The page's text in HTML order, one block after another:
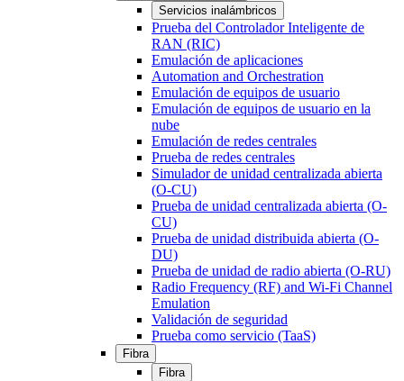
Servicios inalámbricos
Prueba del Controlador Inteligente de
RAN (RIC)
Emulación de aplicaciones
Automation and Orchestration
Emulación de equipos de usuario
Emulación de equipos de usuario en la
nube
Emulación de redes centrales
Prueba de redes centrales
Simulador de unidad centralizada abierta
(O-CU)
Prueba de unidad centralizada abierta (O-
CU)
Prueba de unidad distribuida abierta (O-
DU)
Prueba de unidad de radio abierta (O-RU)
Radio Frequency (RF) and Wi-Fi Channel
Emulation
Validación de seguridad
Prueba como servicio (TaaS)
Fibra
Fibra